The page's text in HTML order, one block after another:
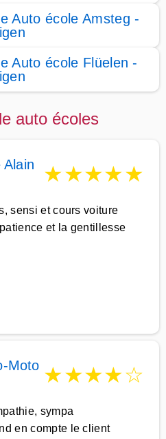
Auto école Amsteg -
Auto école Flüelen -
auto écoles
Alain
★★★★★
sensi et cours voiture
et la gentillesse
Moto ★★★★☆
sympa
en compte le client